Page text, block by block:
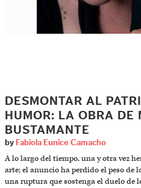
DESMONTAR AL
HUMOR: LA OBRA DE
BUSTAMANTE
by Fabiola Eunice Camacho
A lo largo del tiempo, una y otra vez
arte; el anuncio ha perdido el peso de
una ruptura que sostenga el duelo de